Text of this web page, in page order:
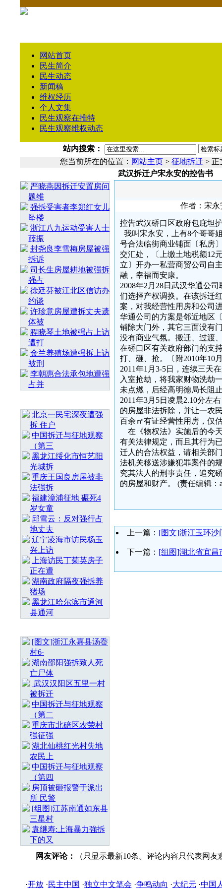
网站首页
民生简介
民生动态
新闻稿
维权经历
个人文集
民生观察在推特
民生观察维权动态
站内搜索：
您当前所在的位置： 网站主页 > 征地拆迁 > 正
严晓燕因拆迁安置房问
题维
强拆受害者李郑红女儿
坠楼
浙江八九运动受害人士
薛振
封尧良李雪梅房屋被强
拆诉
司长生房屋耕地被强拆
强占
徐廷芬被江北区信访办
约谈
许珍意房屋遭拆丈夫遗
体被
程晓琴土地被强占上访
遭打
金兰养殖场遭强拆上访
被刑
李朝惠合法承包地遭强
占并
北京一民宅深夜遭强
拆 住户
中国拆迁与征地观察
（第三
黑龙江绥化市恒艺阳
光城拆
重庆王国良房屋被非
法强拆
福建漳浦征地 碾死4
岁女童
邱雪云：反对强行占
地丈夫
辽宁凌海市访民杨玉
兴上访
上海访民丁菊英房子
正在遭
湖南政府隔夜强拆养
猪场
黑龙江哈尔滨市通河
县通河
[图文]浙江永嘉县汤岙
村6·
湖南邵阳强拆致人死
亡尸体
武汉汉阳区五里一村
被拆迁
中国拆迁与征地观察
（第二
重庆市北碚区农荣村
强征强
湖北仙桃红光村失地
农民上
中国拆迁与征地观察
（第四
房顶被砸报警于派出
所 民警
[组图]江苏南通如东县
三星村
袁继寿:上海暴力強拆
下的又
武汉拆迁户宋永安的控告书
作者：宋永
控告武汉硚口区政府包庇坦
我叫宋永安，上有8个哥哥
号合法临街商业铺面〔私房
交汇处，〔上缴土地税额12
立〕开办一私营商贸公司自
融，幸福而安康。
2008年2月28日武汉华通公
们选择产权调换。在该拆迁
案，对我经营性用房和
华通公司的方案是邻近地区
铺除大门外，其它三面没有
没有商业气氛。搬迁、过渡
在硚口区有关政府部门的支
打、砸、抢。〔附2010年10
2011年1月3-5日，连续三天
入室抢劫，将我家财物洗劫
未点燃，后经高明德局长阻
2011年3月5日凌晨2.10分左
的房屋非法拆除，并让一农
百余㎡有证经营性用房，仅
在《物权法》实施后的今
有关法律规定，而且其行为
迁人的合法权益，请相关部
法机关移送涉嫌犯罪案件的
究其法人的刑事责任，追究
的房屋和财产。 (责任编辑：
上一篇： [图文]浙江玉环沙
下一篇： [组图]湖北省宜昌
网友评论： （只显示最新10条。评论内容只代表网
·开放·民主中国 ·独立中文笔会 ·争鸣动向 ·大纪元 ·中国